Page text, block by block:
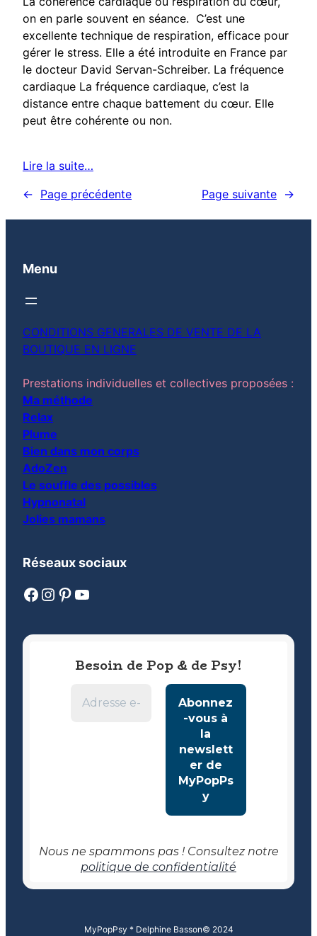
on en parle souvent en séance. C’est une
excellente technique de respiration, efficace pour
gérer le stress. Elle a été introduite en France par
le docteur David Servan-Schreiber. La fréquence
cardiaque La fréquence cardiaque, c’est la
distance entre chaque battement du cœur. Elle
peut être cohérente ou non.
Lire la suite…
← Page précédente Page suivante →
Menu
CONDITIONS GENERALES DE VENTE DE LA
BOUTIQUE EN LIGNE
Prestations individuelles et collectives proposées :
Ma méthode
Relax
Plume
Bien dans mon corps
AdoZen
Le souffle des possibles
Hypnonatal
Jolies mamans
Réseaux sociaux
Facebook Instagram Pinterest YouTube
Besoin de Pop & de Psy!
Nous ne spammons pas ! Consultez notre
politique de confidentialité
MyPopPsy * Delphine Basson© 2024